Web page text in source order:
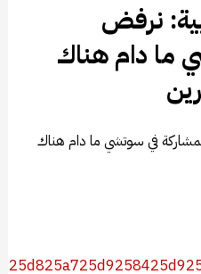
نرفض
ما دام هناك